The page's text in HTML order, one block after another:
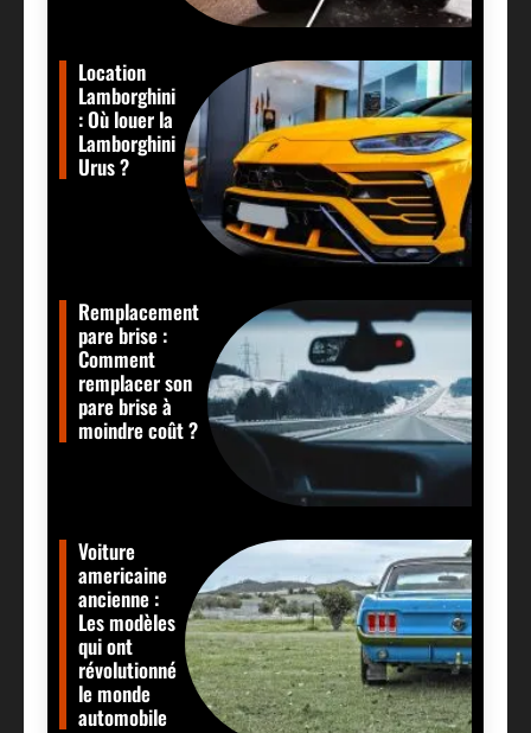
Location
Lamborghini
: Où louer la
Lamborghini
Urus ?
Remplacement
pare brise :
Comment
remplacer son
pare brise à
moindre coût ?
Voiture
americaine
ancienne :
Les modèles
qui ont
révolutionné
le monde
automobile